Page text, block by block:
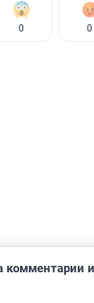
0 0
комментарии